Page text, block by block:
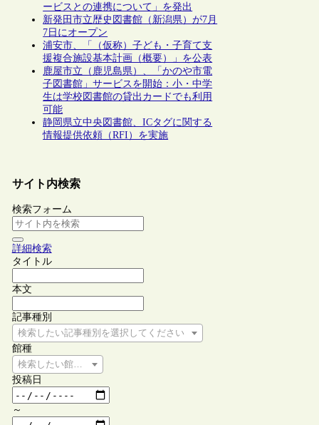
ービスとの連携について」を発出
新発田市立歴史図書館（新潟県）が7月
7日にオープン
浦安市、「（仮称）子ども・子育て支
援複合施設基本計画（概要）」を公表
鹿屋市立（鹿児島県）、「かのや市電
子図書館」サービスを開始：小・中学
生は学校図書館の貸出カードでも利用
可能
静岡県立中央図書館、ICタグに関する
情報提供依頼（RFI）を実施
サイト内検索
検索フォーム
詳細検索
タイトル
本文
記事種別
検索したい記事種別を選択してください
館種
検索したい館種を選択してください
投稿日
～